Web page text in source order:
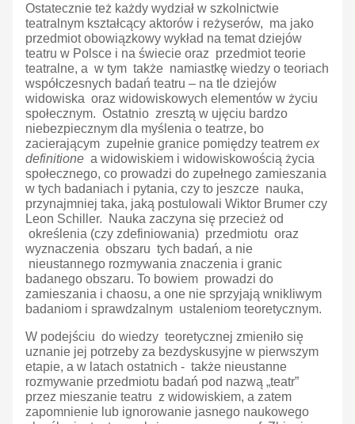
Ostatecznie też każdy wydział w szkolnictwie
teatralnym kształcący aktorów i reżyserów, ma jako
przedmiot obowiązkowy wykład na temat dziejów
teatru w Polsce i na świecie oraz przedmiot teorie
teatralne, a w tym także namiastkę wiedzy o teoriach
współczesnych badań teatru – na tle dziejów
widowiska oraz widowiskowych elementów w życiu
społecznym. Ostatnio zresztą w ujęciu bardzo
niebezpiecznym dla myślenia o teatrze, bo
zacierającym zupełnie granice pomiędzy teatrem ex
definitione a widowiskiem i widowiskowością życia
społecznego, co prowadzi do zupełnego zamieszania
w tych badaniach i pytania, czy to jeszcze nauka,
przynajmniej taka, jaką postulowali Wiktor Brumer czy
Leon Schiller. Nauka zaczyna się przecież od
określenia (czy zdefiniowania) przedmiotu oraz
wyznaczenia obszaru tych badań, a nie
nieustannego rozmywania znaczenia i granic
badanego obszaru. To bowiem prowadzi do
zamieszania i chaosu, a one nie sprzyjają wnikliwym
badaniom i sprawdzalnym ustaleniom teoretycznym.
W podejściu do wiedzy teoretycznej zmieniło się
uznanie jej potrzeby za bezdyskusyjne w pierwszym
etapie, a w latach ostatnich - także nieustanne
rozmywanie przedmiotu badań pod nazwą „teatr”
przez mieszanie teatru z widowiskiem, a zatem
zapomnienie lub ignorowanie jasnego naukowego